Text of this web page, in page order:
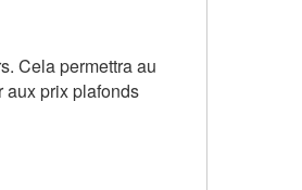
Cela permettra au
aux prix plafonds